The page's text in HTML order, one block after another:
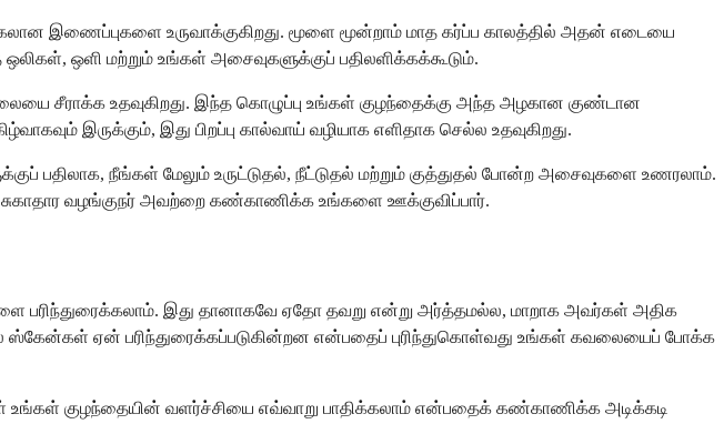
இணைப்புகளை உருவாக்குகிறது. மூளை மூன்றாம் மாத கர்ப்ப காலத்தில் அதன் எடையை
ஒலிகள், ஒளி மற்றும் உங்கள் அசைவுகளுக்குப் பதிலளிக்கக்கூடும்.
சீராக்க உதவுகிறது. இந்த கொழுப்பு உங்கள் குழந்தைக்கு அந்த அழகான குண்டான
இருக்கும், இது பிறப்பு கால்வாய் வழியாக எளிதாக செல்ல உதவுகிறது.
பதிலாக, நீங்கள் மேலும் உருட்டுதல், நீட்டுதல் மற்றும் குத்துதல் போன்ற அசைவுகளை உணரலாம்.
வழங்குநர் அவற்றை கண்காணிக்க உங்களை ஊக்குவிப்பார்.
பரிந்துரைக்கலாம். இது தானாகவே ஏதோ தவறு என்று அர்த்தமல்ல, மாறாக அவர்கள் அதிக
ஸ்கேன்கள் ஏன் பரிந்துரைக்கப்படுகின்றன என்பதைப் புரிந்துகொள்வது உங்கள் கவலையைப் போக்க
உங்கள் குழந்தையின் வளர்ச்சியை எவ்வாறு பாதிக்கலாம் என்பதைக் கண்காணிக்க அடிக்கடி